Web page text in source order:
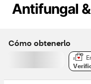
Antifungal
Cómo obtenerlo